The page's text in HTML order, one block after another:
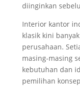
diinginkan
Interior kantor
klasik kini
perusahaan.
masing-masing
kebutuhan dan
pemilihan